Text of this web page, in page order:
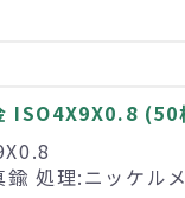
ISO4X9X0.8 (50
処理:ニッケル